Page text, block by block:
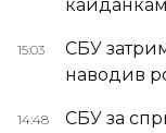
15:03
СБУ
наводив
14:48
СБУ за